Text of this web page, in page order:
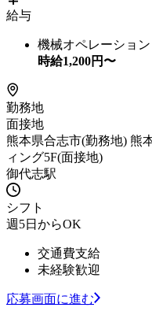
給与
機械オペレーション
時給1,200円〜
勤務地
面接地
熊本県合志市(勤務地) 熊
ィング5F(面接地)
御代志駅
シフト
週5日からOK
交通費支給
未経験歓迎
応募画面に進む